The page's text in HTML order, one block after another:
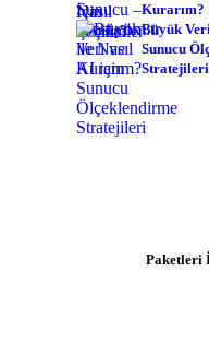
Kurarım?
Büyük
Sunucu
Stratejileri
Paketleri